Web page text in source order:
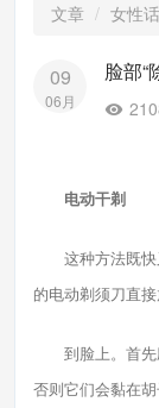
文章 女性
09
06月
脸部“
电动干剃
这种方法既快
的电动剃须刀直接
到脸上。首先
否则它们会黏在